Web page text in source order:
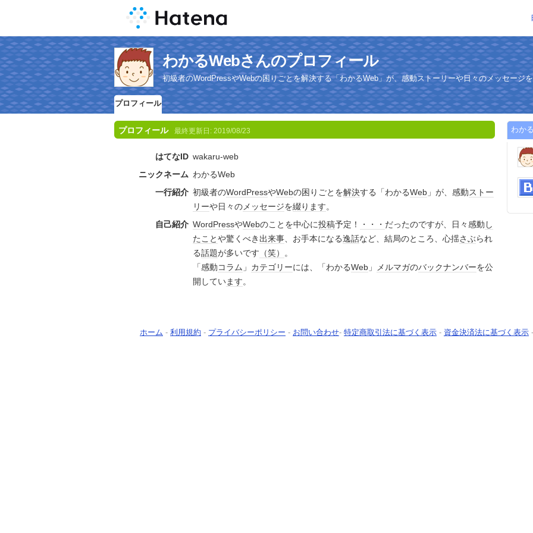
わかるWebさんのプロフィール
初級者のWordPressやWebの困りごとを解決する「わかるWeb」が、感動ストーリーや日々のメッセージ
プロフィール
プロフィール 最終更新日: 2019/08/23
はてなID wakaru-web
ニックネーム わかるWeb
一行紹介 初級者のWordPressやWebの困りごとを解決する「わかるWeb 」が、感動ストー
リーや日々のメッセージを綴り ます。
自己紹介 WordPressやWebのことを中心に投稿予定！ ・・・ だったのですが、日々感動 し
たことや驚くべき 出来事、お手本になる逸話など、結局のところ、心揺さぶられ
る話題が多いです （笑） 。​
「感動コラム 」 カテゴリーには、「わかるWeb 」 メルマガのバックナンバーを公
開しています。
わか
ホーム - 利用規約 - プライバシーポリシー - お問い合わせ- 特定商取引法に基づく表示 - 資金決済法に基づく表示 -